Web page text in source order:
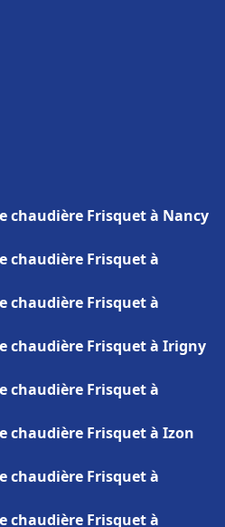
chaudière Frisquet à Nancy
chaudière Frisquet à
chaudière Frisquet à
chaudière Frisquet à Irigny
chaudière Frisquet à
chaudière Frisquet à Izon
chaudière Frisquet à
chaudière Frisquet à